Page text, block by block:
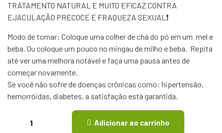
TRATAMENTO NATURAL E MUITO EFICAZ CONTRA
EJACULAÇÃO PRECOCE E FRAQUEZA SEXUAL❗
Modo de tomar: Coloque uma colher de chá do pó em um mel e
beba. Ou coloque um pouco no mingau de milho e beba. Repita
até ver uma melhora notável e faça uma pausa antes de
começar novamente.
Se você não sofre de doenças crônicas como: hipertensão,
hemorróidas, diabetes, a satisfação está garantida.
Adicionar ao carrinho